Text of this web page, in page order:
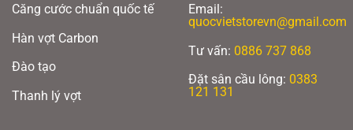
Căng cước chuẩn quốc tế
Hàn vợt Carbon
Đào tạo
Thanh lý vợt
Email:
quocvietstorevn@gmail.com
Tư vấn: 0886 737 868
Đặt sân cầu lông: 0383
121 131